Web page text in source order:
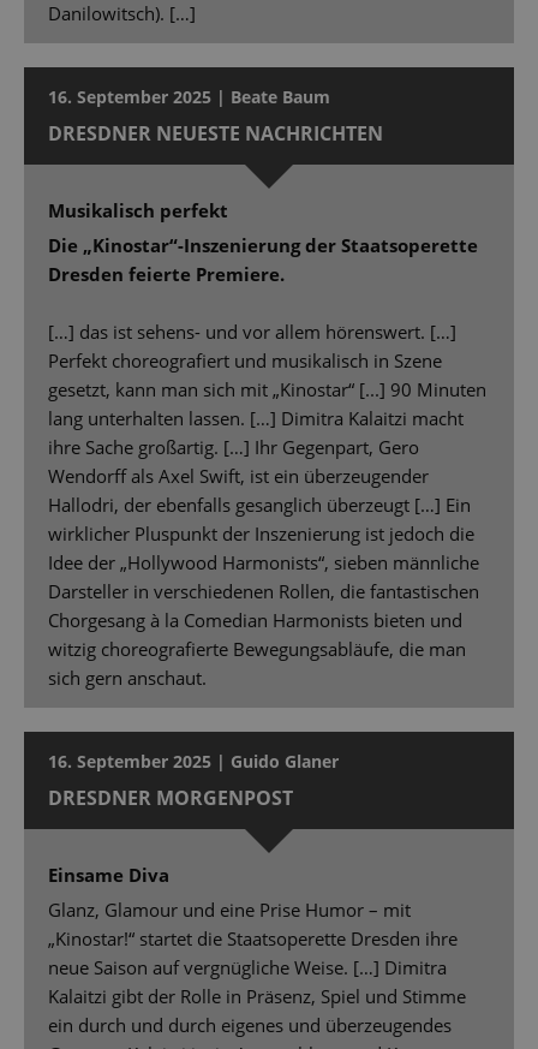
Danilowitsch). […]
16. September 2025 | Beate Baum
DRESDNER NEUESTE NACHRICHTEN
Musikalisch perfekt
Die „Kinostar“-Inszenierung der Staatsoperette
Dresden feierte Premiere.
[…] das ist sehens- und vor allem hörenswert. […]
Perfekt choreografiert und musikalisch in Szene
gesetzt, kann man sich mit „Kinostar“ [...] 90 Minuten
lang unterhalten lassen. […] Dimitra Kalaitzi macht
ihre Sache großartig. […] Ihr Gegenpart, Gero
Wendorff als Axel Swift, ist ein überzeugender
Hallodri, der ebenfalls gesanglich überzeugt […] Ein
wirklicher Pluspunkt der Inszenierung ist jedoch die
Idee der „Hollywood Harmonists“, sieben männliche
Darsteller in verschiedenen Rollen, die fantastischen
Chorgesang à la Comedian Harmonists bieten und
witzig choreografierte Bewegungsabläufe, die man
sich gern anschaut.
16. September 2025 | Guido Glaner
DRESDNER MORGENPOST
Einsame Diva
Glanz, Glamour und eine Prise Humor – mit
„Kinostar!“ startet die Staatsoperette Dresden ihre
neue Saison auf vergnügliche Weise. […] Dimitra
Kalaitzi gibt der Rolle in Präsenz, Spiel und Stimme
ein durch und durch eigenes und überzeugendes